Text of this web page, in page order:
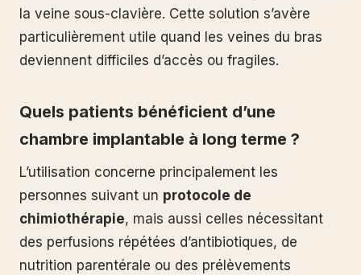
la veine sous-clavière. Cette solution s’avère
particulièrement utile quand les veines du bras
deviennent difficiles d’accès ou fragiles.
Quels patients bénéficient d’une
chambre implantable à long terme ?
L’utilisation concerne principalement les
personnes suivant un protocole de
chimiothérapie, mais aussi celles nécessitant
des perfusions répétées d’antibiotiques, de
nutrition parentérale ou des prélèvements